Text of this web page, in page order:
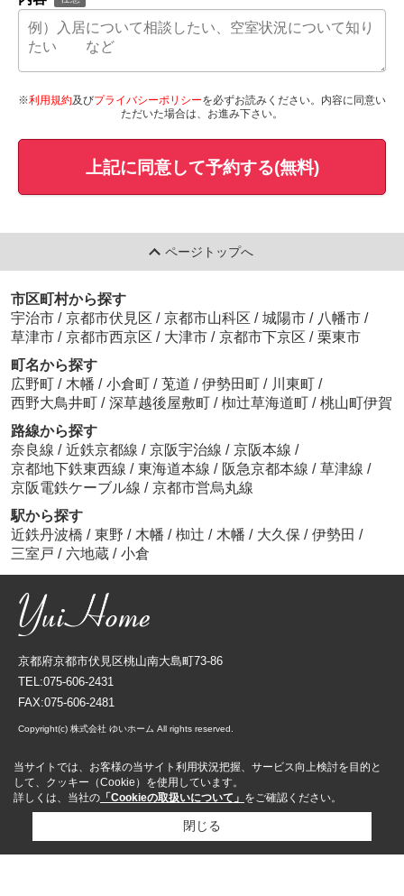
※利用規約及びプライバシーポリシーを必ずお読みください。内容に同意い
ただいた場合は、お進み下さい。
上記に同意して予約する(無料)
ページトップへ
市区町村から探す
宇治市 / 京都市伏見区 / 京都市山科区 / 城陽市 / 八幡市 /
草津市 / 京都市西京区 / 大津市 / 京都市下京区 / 栗東市
町名から探す
広野町 / 木幡 / 小倉町 / 莵道 / 伊勢田町 / 川東町 /
西野大鳥井町 / 深草越後屋敷町 / 椥辻草海道町 / 桃山町伊賀
路線から探す
奈良線 / 近鉄京都線 / 京阪宇治線 / 京阪本線 /
京都地下鉄東西線 / 東海道本線 / 阪急京都本線 / 草津線 /
京阪電鉄ケーブル線 / 京都市営烏丸線
駅から探す
近鉄丹波橋 / 東野 / 木幡 / 椥辻 / 木幡 / 大久保 / 伊勢田 /
三室戸 / 六地蔵 / 小倉
京都府京都市伏見区桃山南大島町73-86
TEL:075-606-2431
FAX:075-606-2481
Copyright(c) 株式会社 ゆいホーム All rights reserved.
当サイトでは、お客様の当サイト利用状況把握、サービス向上検討を目的と
して、クッキー（Cookie）を使用しています。
詳しくは、当社の 「Cookieの取扱いについて」 をご確認ください。
閉じる